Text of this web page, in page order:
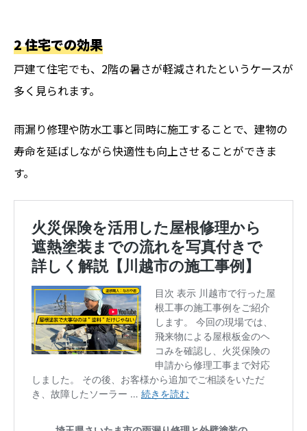
2 住宅での効果
戸建て住宅でも、2階の暑さが軽減されたというケースが
多く見られます。
雨漏り修理や防水工事と同時に施工することで、建物の
寿命を延ばしながら快適性も向上させることができま
す。